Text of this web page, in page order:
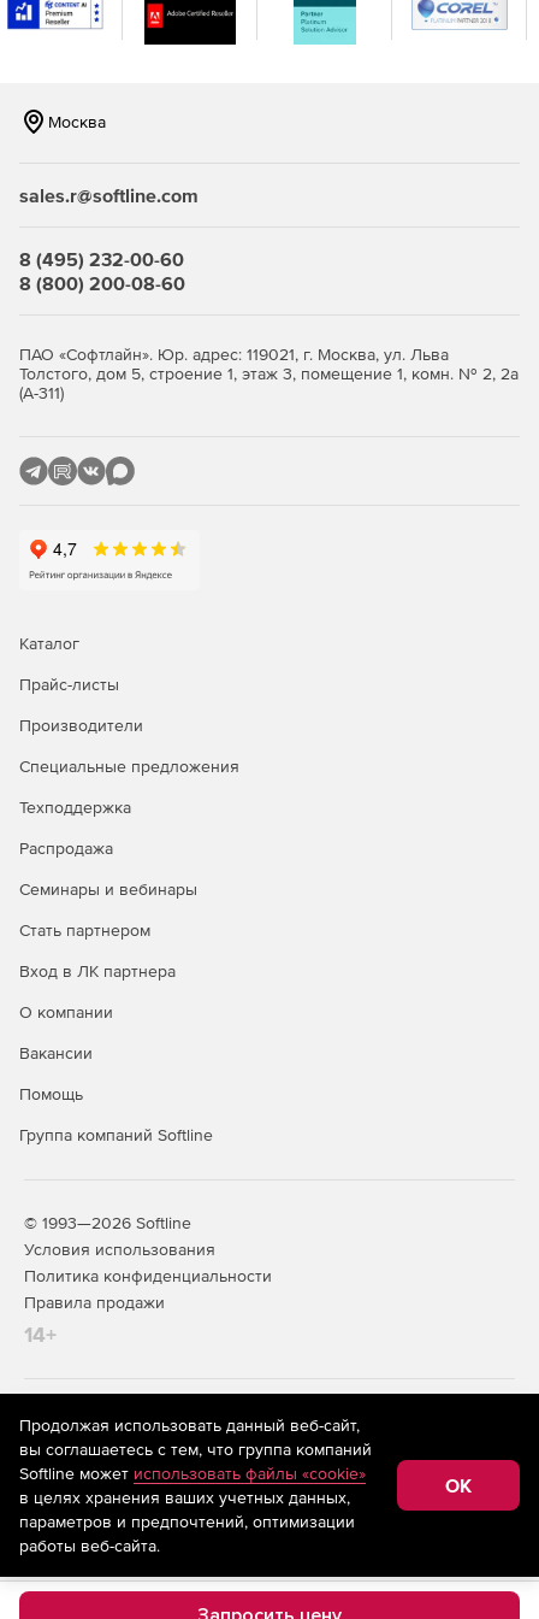
Москва
sales.r@softline.com
8 (495) 232-00-60
8 (800) 200-08-60
ПАО «Софтлайн». Юр. адрес: 119021, г. Москва, ул. Льва
Толстого, дом 5, строение 1, этаж 3, помещение 1, комн. № 2, 2а
(А-311)
Каталог
Прайс-листы
Производители
Специальные предложения
Техподдержка
Распродажа
Семинары и вебинары
Стать партнером
Вход в ЛК партнера
О компании
Вакансии
Помощь
Группа компаний Softline
© 1993—2026 Softline
Условия использования
Политика конфиденциальности
Правила продажи
14+
На информационном ресурсе store.softline.ru применяются
рекомендательные технологии
(информационные технологии
предоставления информации на основе сбора,
систематизации и анализа сведений, относящихся к
предпочтениям пользователей сети «Интернет»,
находящихся на территории Российской Федерации)
Продолжая использовать данный веб-сайт,
вы соглашаетесь с тем, что группа компаний
Softline может использовать файлы «cookie»
в целях хранения ваших учетных данных,
параметров и предпочтений, оптимизации
работы веб-сайта.
OK